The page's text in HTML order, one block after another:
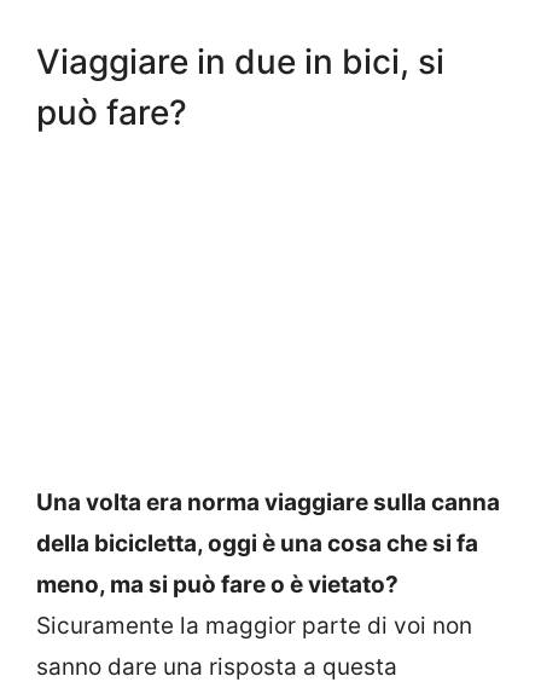
Viaggiare in due in bici, si
può fare?
Una volta era norma viaggiare sulla canna
della bicicletta, oggi è una cosa che si fa
meno, ma si può fare o è vietato?
Sicuramente la maggior parte di voi non
sanno dare una risposta a questa